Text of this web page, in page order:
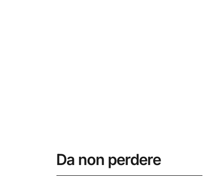
Da non perdere